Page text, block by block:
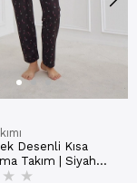
Desenli Kısa
★ ★